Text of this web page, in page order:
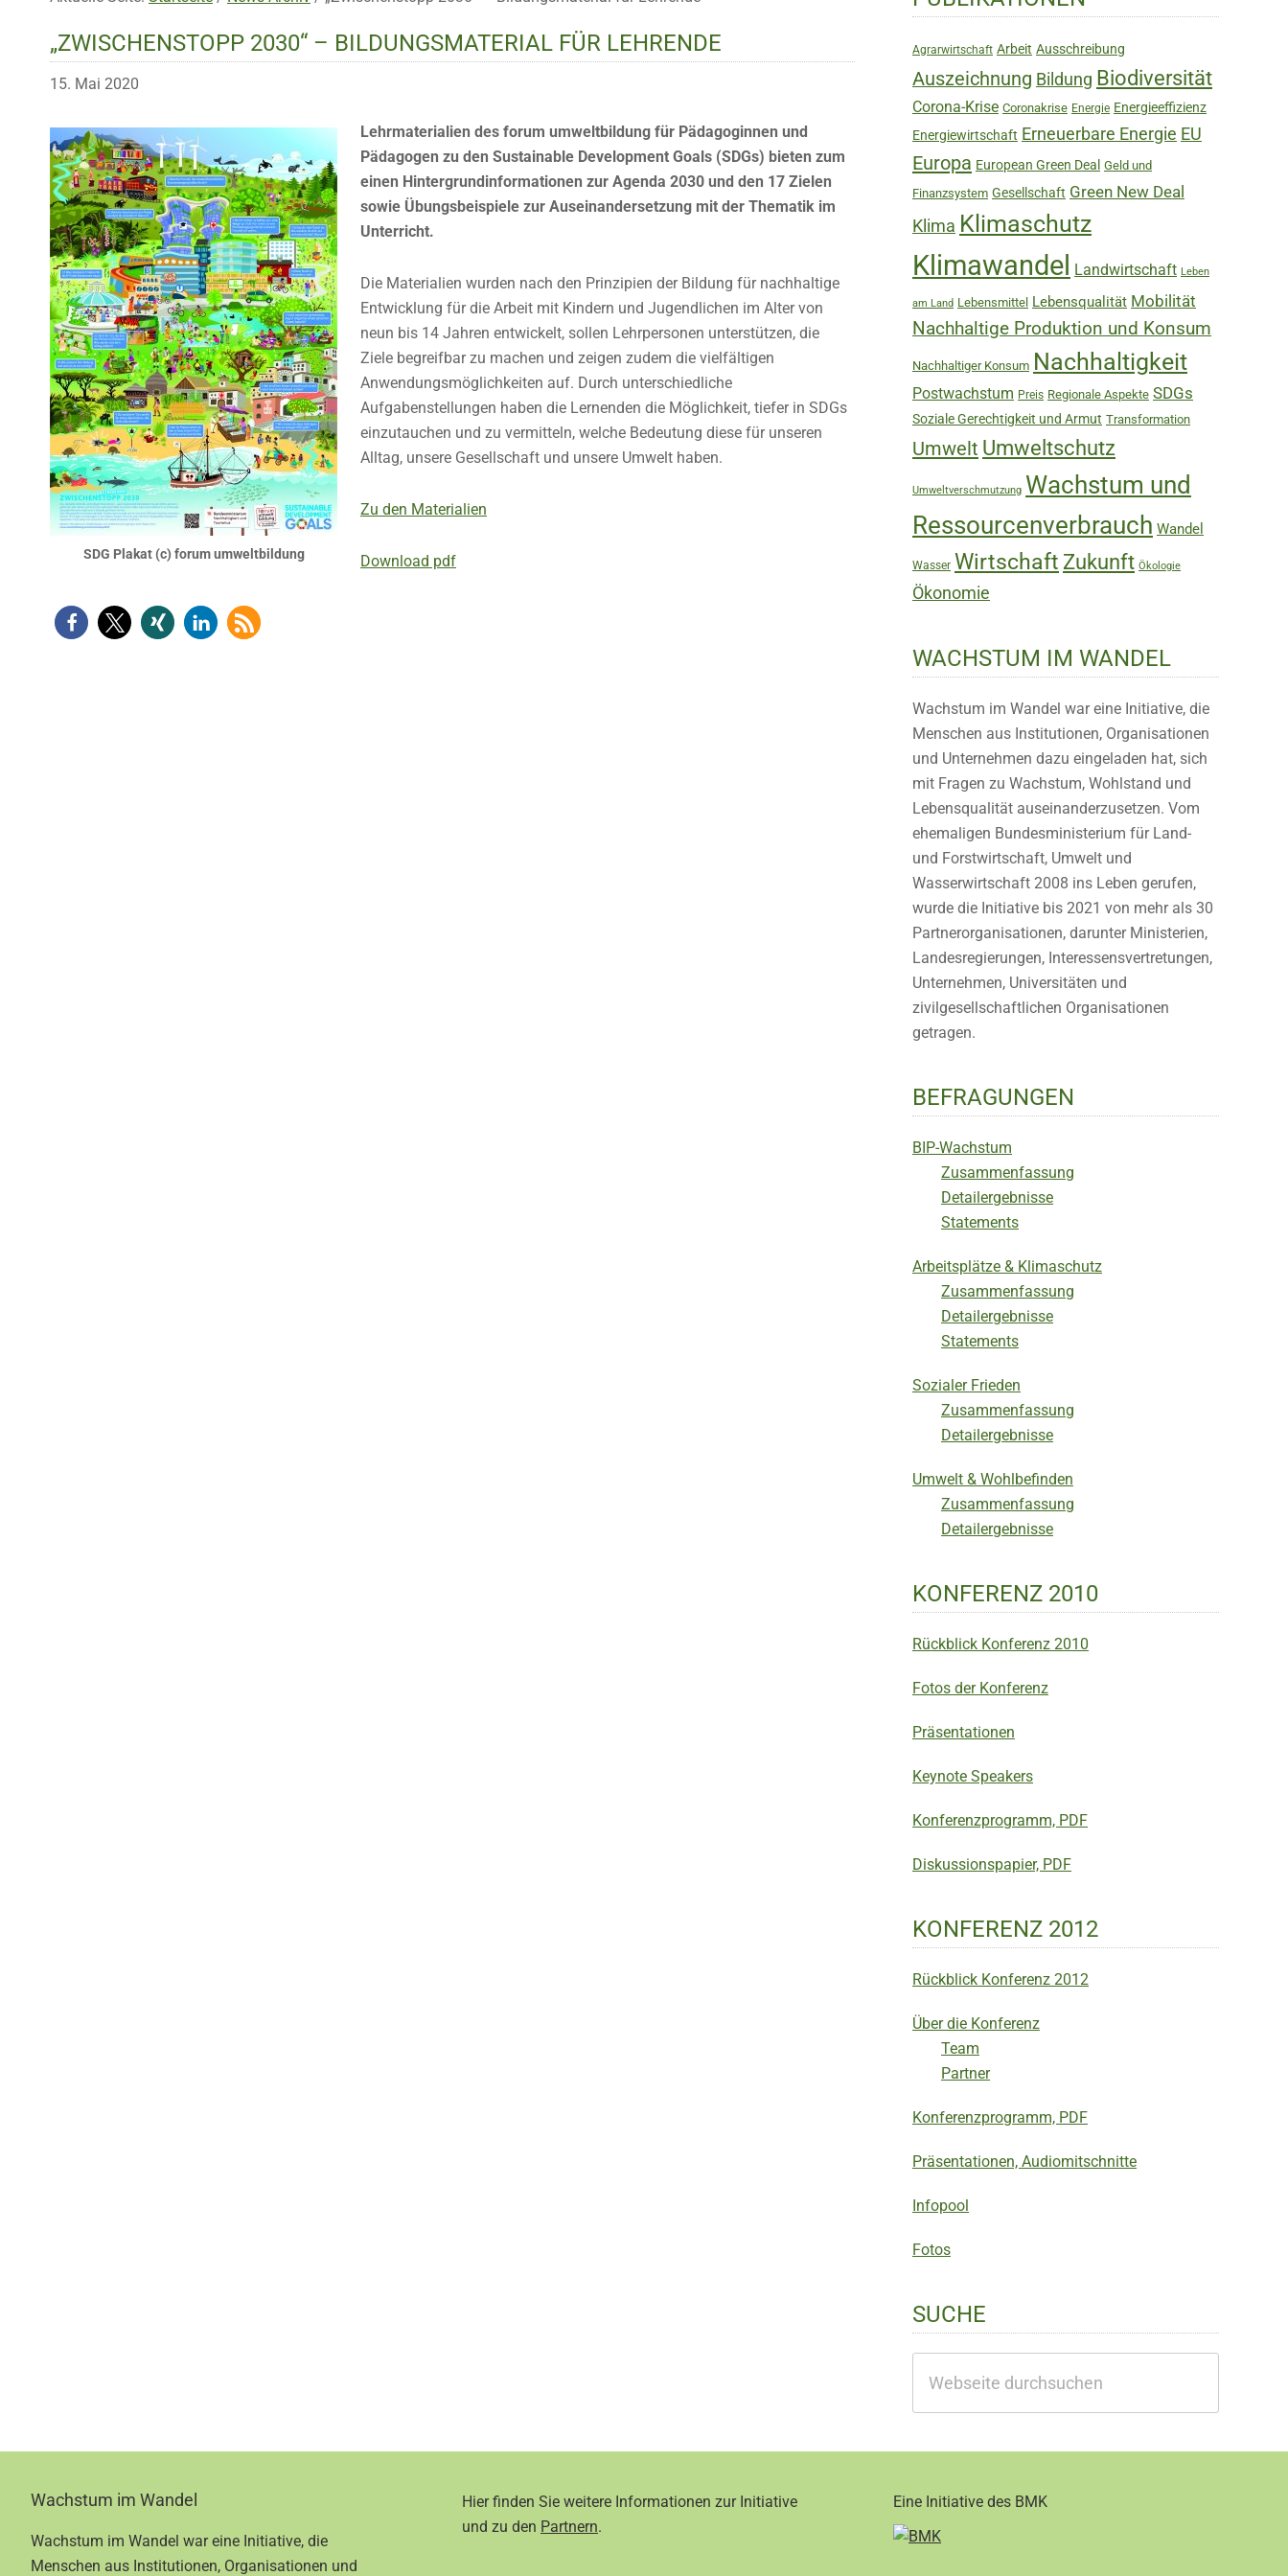
„ZWISCHENSTOPP 2030“ – BILDUNGSMATERIAL FÜR LEHRENDE
15. Mai 2020
SDG Plakat (c) forum umweltbildung
Lehrmaterialien des forum umweltbildung für Pädagoginnen und
Pädagogen zu den Sustainable Development Goals (SDGs) bieten zum
einen Hintergrundinformationen zur Agenda 2030 und den 17 Zielen
sowie Übungsbeispiele zur Auseinandersetzung mit der Thematik im
Unterricht.
Die Materialien wurden nach den Prinzipien der Bildung für nachhaltige
Entwicklung für die Arbeit mit Kindern und Jugendlichen im Alter von
neun bis 14 Jahren entwickelt, sollen Lehrpersonen unterstützen, die
Ziele begreifbar zu machen und zeigen zudem die vielfältigen
Anwendungsmöglichkeiten auf. Durch unterschiedliche
Aufgabenstellungen haben die Lernenden die Möglichkeit, tiefer in SDGs
einzutauchen und zu vermitteln, welche Bedeutung diese für unseren
Alltag, unsere Gesellschaft und unsere Umwelt haben.
Zu den Materialien
Download pdf
Sidebar
Agrarwirtschaft Arbeit Ausschreibung
Auszeichnung Bildung Biodiversität
Corona-Krise Coronakrise Energie Energieeffizienz
Energiewirtschaft Erneuerbare Energie EU
Europa European Green Deal Geld und
Finanzsystem Gesellschaft Green New Deal
Klima Klimaschutz
Klimawandel Landwirtschaft Leben
am Land Lebensmittel Lebensqualität Mobilität
Nachhaltige Produktion und Konsum
Nachhaltiger Konsum Nachhaltigkeit
Postwachstum Preis Regionale Aspekte SDGs
Soziale Gerechtigkeit und Armut Transformation
Umwelt Umweltschutz
Umweltverschmutzung Wachstum und
Ressourcenverbrauch Wandel
Wasser Wirtschaft Zukunft Ökologie
Ökonomie
WACHSTUM IM WANDEL
Wachstum im Wandel war eine Initiative, die
Menschen aus Institutionen, Organisationen
und Unternehmen dazu eingeladen hat, sich
mit Fragen zu Wachstum, Wohlstand und
Lebensqualität auseinanderzusetzen. Vom
ehemaligen Bundesministerium für Land-
und Forstwirtschaft, Umwelt und
Wasserwirtschaft 2008 ins Leben gerufen,
wurde die Initiative bis 2021 von mehr als 30
Partnerorganisationen, darunter Ministerien,
Landesregierungen, Interessensvertretungen,
Unternehmen, Universitäten und
zivilgesellschaftlichen Organisationen
getragen.
BEFRAGUNGEN
BIP-Wachstum
Zusammenfassung
Detailergebnisse
Statements
Arbeitsplätze & Klimaschutz
Zusammenfassung
Detailergebnisse
Statements
Sozialer Frieden
Zusammenfassung
Detailergebnisse
Umwelt & Wohlbefinden
Zusammenfassung
Detailergebnisse
KONFERENZ 2010
Rückblick Konferenz 2010
Fotos der Konferenz
Präsentationen
Keynote Speakers
Konferenzprogramm, PDF
Diskussionspapier, PDF
KONFERENZ 2012
Rückblick Konferenz 2012
Über die Konferenz
Team
Partner
Konferenzprogramm, PDF
Präsentationen, Audiomitschnitte
Infopool
Fotos
SUCHE
durchsuchen
FooterWachstum im Wandel
Wachstum im Wandel war eine Initiative, die
Menschen aus Institutionen, Organisationen und
Hier finden Sie weitere Informationen zur Initiative
und zu den Partnern.
Eine Initiative des BMK